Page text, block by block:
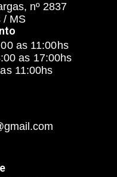
nº 2837
/ MS
as 11:00hs
as 17:00hs
11:00hs